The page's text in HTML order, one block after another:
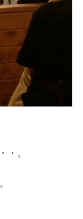
・。